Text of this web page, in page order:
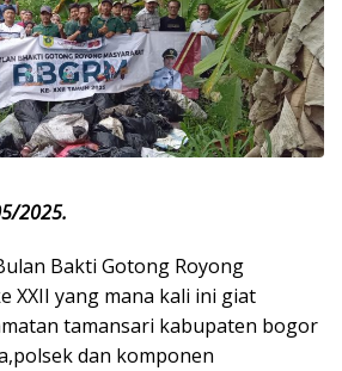
2025.
Bakti Gotong Royong
XXII yang mana kali ini giat
tamansari kabupaten bogor
dan komponen